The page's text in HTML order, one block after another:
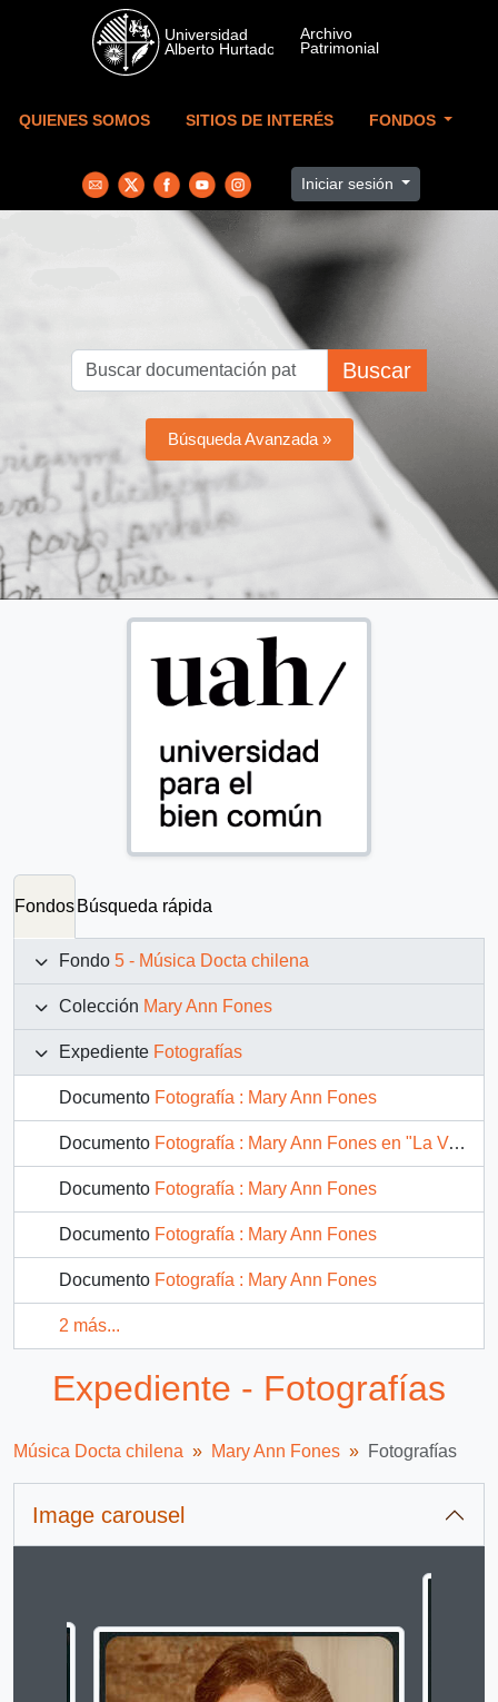
Skip to main content
QUIENES SOMOS SITIOS DE INTERÉS FONDOS
Iniciar sesión
Buscar
Búsqueda Avanzada »
Fondos Búsqueda rápida
Fondo 5 - Música Docta chilena
Colección Mary Ann Fones
Expediente Fotografías
Documento Fotografía : Mary Ann Fones
Documento Fotografía : Mary Ann Fones en "La Voz Humana" de Jean Cocteau
Documento Fotografía : Mary Ann Fones
Documento Fotografía : Mary Ann Fones
Documento Fotografía : Mary Ann Fones
2 más...
Expediente - Fotografías
Música Docta chilena Mary Ann Fones Fotografías
Image carousel
Changing the current slide of this carousel will